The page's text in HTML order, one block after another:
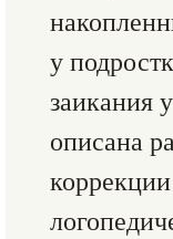
у
заикания
описана